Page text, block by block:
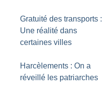
Gratuité des transports :
Une réalité dans
certaines villes
Harcèlements : On a
réveillé les patriarches